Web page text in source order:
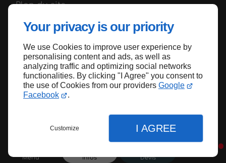
Your privacy is our priority
We use Cookies to improve user experience by
personalising content and ads, as well as
analyzing traffic and optimizing social networks
functionalities. By clicking "I Agree" you consent to
the use of Cookies from our providers Google
Facebook
.
Customize I AGREE
Menu Infos Devis
Plan du site
Haut de page